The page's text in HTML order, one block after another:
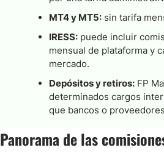
MT4 y MT5: sin tarifa
IRESS: puede incluir
mensual de plataforma y
mercado.
Depósitos y retiros: FP
determinados cargos
que bancos o
Panorama de las